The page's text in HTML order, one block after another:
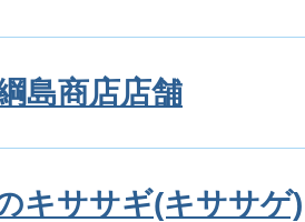
島商店店舗
キササギ(キササゲ)